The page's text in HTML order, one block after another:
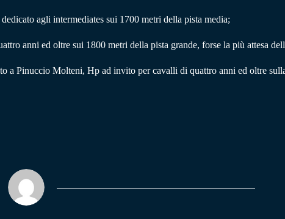
agli intermediates sui 1700 metri della pista media;
anni ed oltre sui 1800 metri della pista grande, forse la più attesa
a Pinuccio Molteni, Hp ad invito per cavalli di quattro anni ed oltre